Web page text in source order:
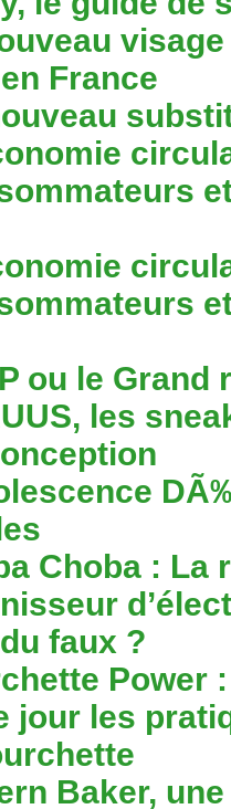
France
ou le Grand
les
Choba : La
faux ?
Power
jour les
Baker,